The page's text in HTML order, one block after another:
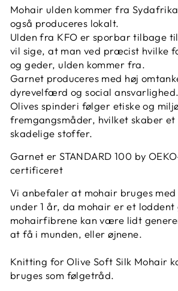
Mohair ulden kommer fra
også produceres lokalt.
Ulden fra KFO er sporbar tilbage
vil sige, at man ved præcist hvilke
og geder, ulden kommer fra.
Garnet produceres med høj
dyrevelfærd og social
Olives spinderi følger etiske og
fremgangsmåder, hvilket skaber et
skadelige stoffer.
Garnet erSTANDARD 100 by
certificeret
Vi anbefaler at mohair bruges
under 1 år, da mohair er et loddent
mohairfibrene kan være lidt
at få i munden, eller øjnene.
Knitting for Olive Soft Silk Mohair
bruges som følgetråd.